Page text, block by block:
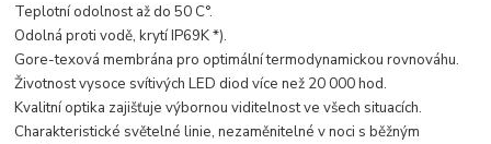
Teplotní odolnost až do 50 C°.
Odolná proti vodě, krytí IP69K *).
Gore-texová membrána pro optimální termodynamickou rovnováhu.
Životnost vysoce svítivých LED diod více než 20 000 hod.
Kvalitní optika zajišťuje výbornou viditelnost ve všech situacích.
Charakteristické světelné linie, nezaměnitelné v noci s běžným